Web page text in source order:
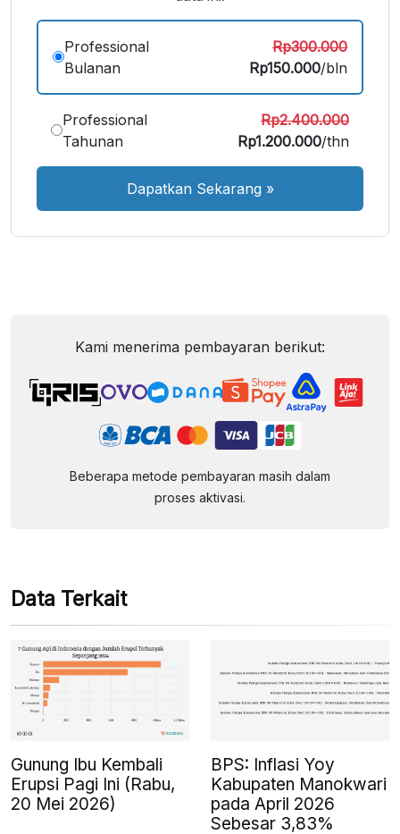
Besar
Professional
Bulanan
Rp300.000
Rp150.000/bln
Professional
Tahunan
Rp2.400.000
Rp1.200.000/thn
Dapatkan Sekarang »
Kami menerima pembayaran berikut:
Beberapa metode pembayaran masih dalam
proses aktivasi.
Data Terkait
Gunung Ibu Kembali
Erupsi Pagi Ini (Rabu,
20 Mei 2026)
BPS: Inflasi Yoy
Kabupaten Manokwari
pada April 2026
Sebesar 3,83%